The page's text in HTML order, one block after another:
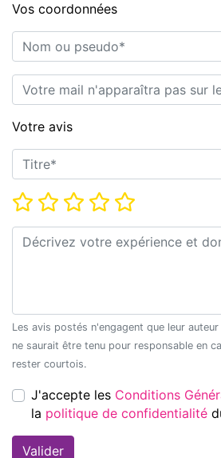
Vos coordonnées
Nom ou pseudo*
E-mail*
Votre avis
Titre*
Note*
Commentaire*
Les avis postés n'engagent que leur auteur et Ardèche Découverte
ne saurait être tenu pour responsable en cas de litige. Merci de
rester courtois.
J'accepte les
la
politique de confidentialité